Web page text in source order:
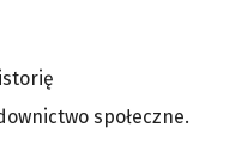
społeczne.